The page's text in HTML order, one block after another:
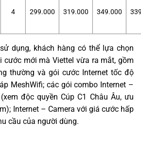
4 299.000 319.000 349.000
dụng, khách hàng có thể lựa chọn
cước mới mà Viettel vừa ra mắt, gồm
thường và gói cước Internet tốc độ
MeshWifi; các gói combo Internet –
độc quyền Cúp C1 Châu Âu, ưu
Internet – Camera với giá cước hấp
cầu của người dùng.